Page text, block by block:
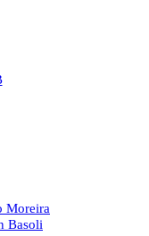
Moreira
Basoli